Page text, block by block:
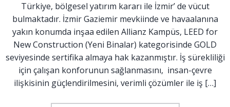
Türkiye, bölgesel yatırım kararı ile İzmir’ de vücut
bulmaktadır. İzmir Gaziemir mevkiinde ve havaalanına
yakın konumda inşaa edilen Allianz Kampüs, LEED for
New Construction (Yeni Binalar) kategorisinde GOLD
seviyesinde sertifika almaya hak kazanmıştır. İş sürekliliği
için çalışan konforunun sağlanmasını, insan-çevre
ilişkisinin güçlendirilmesini, verimli çözümler ile iş […]